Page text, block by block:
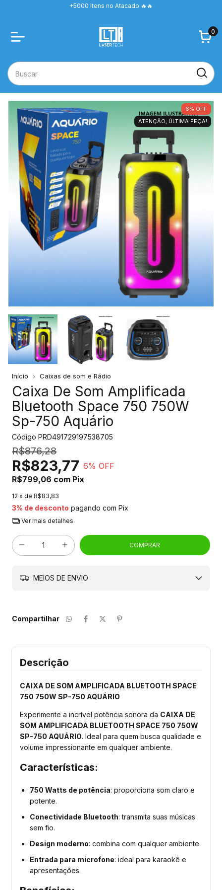
+5000 Itens no Atacado 🔥🔥
0
6% OFF
ATENÇÃO, ÚLTIMA PEÇA!
Início Caixas de som e Rádio
Caixa De Som Amplificada
Bluetooth Space 750 750W
Sp-750 Aquário
Código PRD491729197538705
R$876,28
R$823,77 6% OFF
R$799,06 com Pix
12 x de R$83,83
3% de desconto pagando com Pix
Ver mais detalhes
MEIOS DE ENVIO
Compartilhar
Descrição
CAIXA DE SOM AMPLIFICADA BLUETOOTH SPACE
750 750W SP-750 AQUÁRIO
Experimente a incrível potência sonora da CAIXA DE
SOM AMPLIFICADA BLUETOOTH SPACE 750 750W
SP-750 AQUÁRIO. Ideal para quem busca qualidade e
volume impressionante em qualquer ambiente.
Características:
750 Watts de potência: proporciona som claro e
potente.
Conectividade Bluetooth: transmita suas músicas
sem fio.
Design moderno: combina com qualquer ambiente.
Entrada para microfone: ideal para karaokê e
apresentações.